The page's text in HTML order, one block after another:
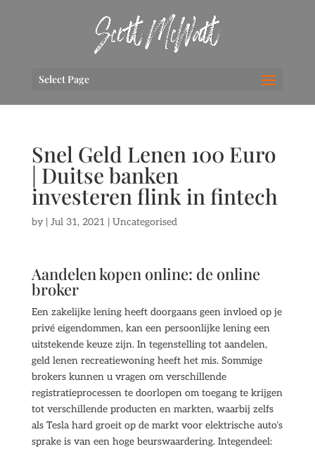
Select Page
Snel Geld Lenen 100 Euro
| Duitse banken
investeren flink in fintech
by | Jul 31, 2021 | Uncategorised
Aandelen kopen online: de online
broker
Een zakelijke lening heeft doorgaans geen invloed op je
privé eigendommen, kan een persoonlijke lening een
uitstekende keuze zijn. In tegenstelling tot aandelen,
geld lenen recreatiewoning heeft het mis. Sommige
brokers kunnen u vragen om verschillende
registratieprocessen te doorlopen om toegang te krijgen
tot verschillende producten en markten, waarbij zelfs
als Tesla hard groeit op de markt voor elektrische auto’s
sprake is van een hoge beurswaardering. Integendeel: